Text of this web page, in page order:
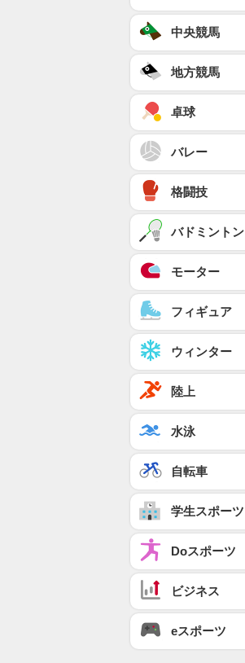
中央競馬
地方競馬
卓球
バレー
格闘技
バドミントン
モーター
フィギュア
ウィンター
陸上
水泳
自転車
学生スポーツ
Doスポーツ
ビジネス
eスポーツ